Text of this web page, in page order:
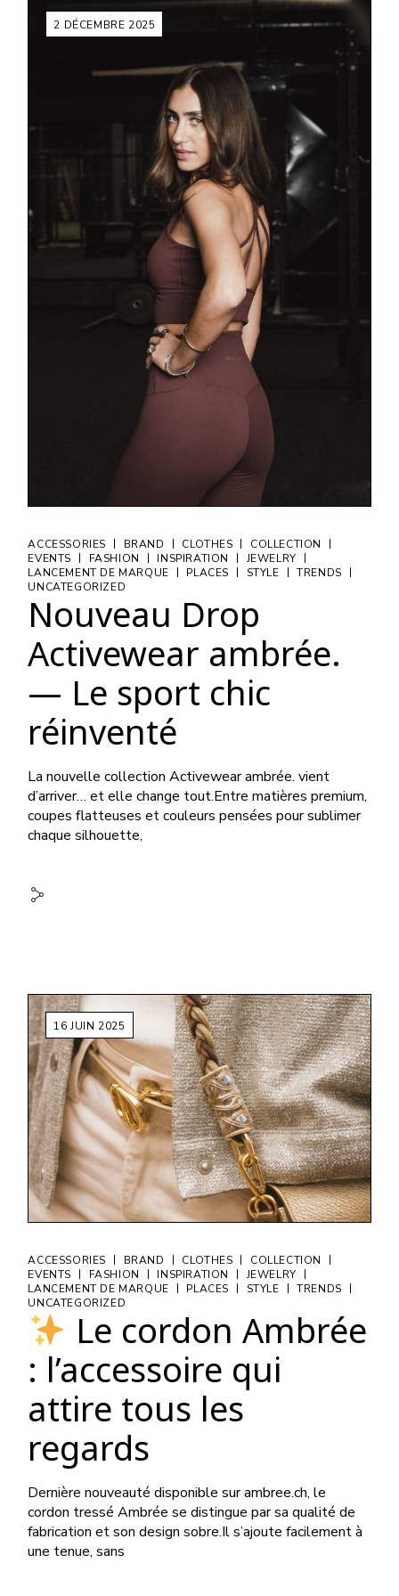
2 DÉCEMBRE 2025
ACCESSORIES | BRAND | CLOTHES | COLLECTION
|
EVENTS
| FASHION | INSPIRATION | JEWELRY
|
LANCEMENT DE MARQUE
| PLACES | STYLE | TRENDS
|
UNCATEGORIZED
Nouveau Drop
Activewear ambrée.
— Le sport chic
réinventé
La nouvelle collection Activewear ambrée. vient
d’arriver… et elle change tout.Entre matières premium,
coupes flatteuses et couleurs pensées pour sublimer
chaque silhouette,
16 JUIN 2025
ACCESSORIES | BRAND | CLOTHES | COLLECTION
|
EVENTS
| FASHION | INSPIRATION | JEWELRY
|
LANCEMENT DE MARQUE
| PLACES | STYLE | TRENDS
|
UNCATEGORIZED
Le cordon Ambrée
: l’accessoire qui
attire tous les
regards
Dernière nouveauté disponible sur ambree.ch, le
cordon tressé Ambrée se distingue par sa qualité de
fabrication et son design sobre.Il s’ajoute facilement à
une tenue, sans